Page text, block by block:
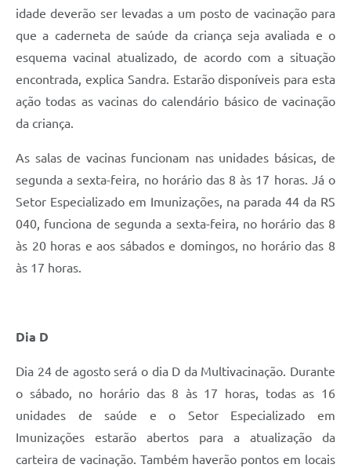
idade deverão ser levadas a um posto de vacinação para
que a caderneta de saúde da criança seja avaliada e o
esquema vacinal atualizado, de acordo com a situação
encontrada, explica Sandra. Estarão disponíveis para esta
ação todas as vacinas do calendário básico de vacinação
da criança.
As salas de vacinas funcionam nas unidades básicas, de
segunda a sexta-feira, no horário das 8 às 17 horas. Já o
Setor Especializado em Imunizações, na parada 44 da RS
040, funciona de segunda a sexta-feira, no horário das 8
às 20 horas e aos sábados e domingos, no horário das 8
às 17 horas.
Dia D
Dia 24 de agosto será o dia D da Multivacinação. Durante
o sábado, no horário das 8 às 17 horas, todas as 16
unidades de saúde e o Setor Especializado em
Imunizações estarão abertos para a atualização da
carteira de vacinação. Também haverão pontos em locais